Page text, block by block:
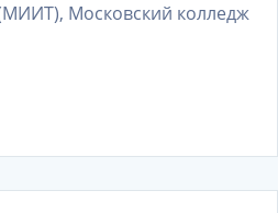
Московский колледж